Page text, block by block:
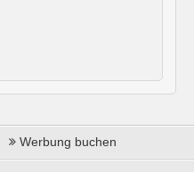
Werbung buchen